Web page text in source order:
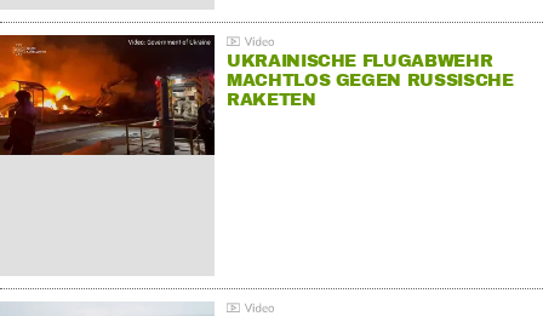
UKRAINISCHE FLUGABWEHR
MACHTLOS GEGEN RUSSISCHE
RAKETEN